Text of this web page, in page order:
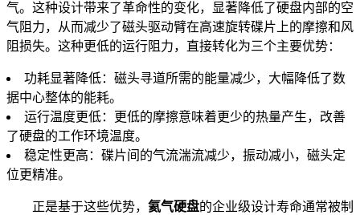
气。这种设计带来了革命性的变化，显著降低了硬盘内部的空
气阻力，从而减少了磁头驱动臂在高速旋转碟片上的摩擦和风
阻损失。这种更低的运行阻力，直接转化为三个主要优势：
功耗显著降低：磁头寻道所需的能量减少，大幅降低了数
据中心整体的能耗。
运行温度更低：更低的摩擦意味着更少的热量产生，改善
了硬盘的工作环境温度。
稳定性更高：碟片间的气流湍流减少，振动减小，磁头定
位更精准。
正是基于这些优势， 氦气硬盘的企业级设计寿命通常被制